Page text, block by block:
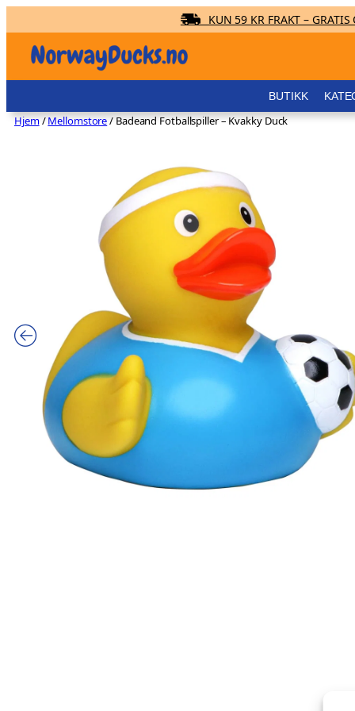
innhold
KUN 59 KR FRAKT – GRATIS
BUTIKK
Hjem/Mellomstore/ Badeand Fotballspiller – Kvakky Duck